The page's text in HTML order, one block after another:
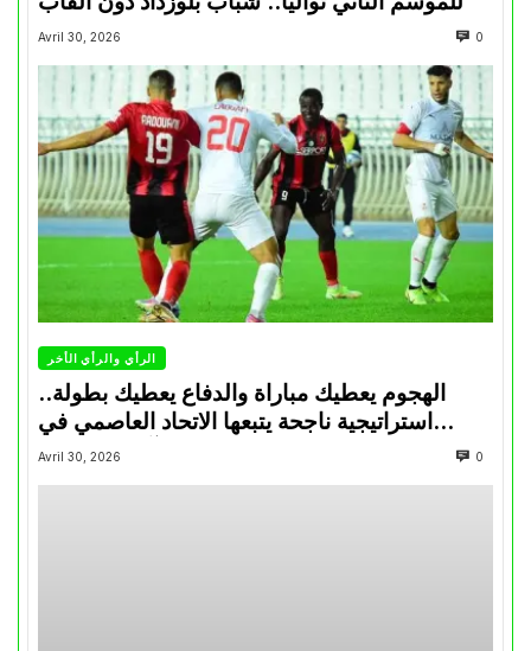
Avril 30, 2026 0
الرأي والرأي الأخر
الهجوم يعطيك مباراة والدفاع يعطيك بطولة..
استراتيجية ناجحة يتبعها الاتحاد العاصمي في
تتويجاته آخر السنوات
Avril 30, 2026 0